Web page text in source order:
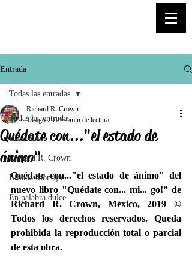
Entrada
Todas las entradas
Elisa Voice
Richard R. Crown
Liliana Montijo
En palabra dulce
Todas las entradas
Quédate con..."el estado de
ánimo"
Richard R. Crown
13 ago 2019 2 min de lectura
Quédate con..."el estado de ánimo" del
nuevo libro "Quédate con... mi... go!” de
Richard R. Crown, México, 2019 ©
Todos los derechos reservados. Queda
prohibida la reproducción total o parcial
de esta obra.